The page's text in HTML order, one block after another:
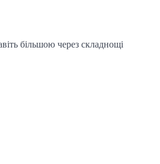
більшою через складнощі